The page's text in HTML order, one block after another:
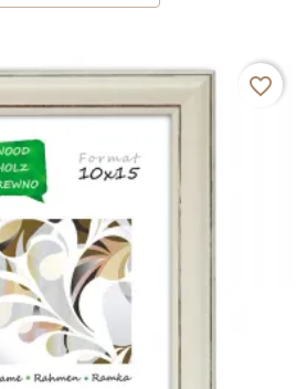
favorite_border